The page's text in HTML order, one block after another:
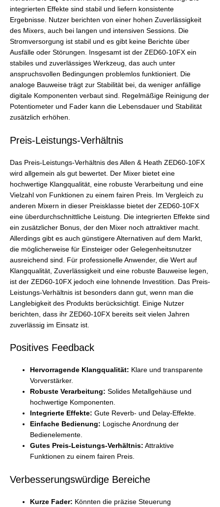
integrierten Effekte sind stabil und liefern konsistente
Ergebnisse. Nutzer berichten von einer hohen Zuverlässigkeit
des Mixers, auch bei langen und intensiven Sessions. Die
Stromversorgung ist stabil und es gibt keine Berichte über
Ausfälle oder Störungen. Insgesamt ist der ZED60-10FX ein
stabiles und zuverlässiges Werkzeug, das auch unter
anspruchsvollen Bedingungen problemlos funktioniert. Die
analoge Bauweise trägt zur Stabilität bei, da weniger anfällige
digitale Komponenten verbaut sind. Regelmäßige Reinigung der
Potentiometer und Fader kann die Lebensdauer und Stabilität
zusätzlich erhöhen.
Preis-Leistungs-Verhältnis
Das Preis-Leistungs-Verhältnis des Allen & Heath ZED60-10FX
wird allgemein als gut bewertet. Der Mixer bietet eine
hochwertige Klangqualität, eine robuste Verarbeitung und eine
Vielzahl von Funktionen zu einem fairen Preis. Im Vergleich zu
anderen Mixern in dieser Preisklasse bietet der ZED60-10FX
eine überdurchschnittliche Leistung. Die integrierten Effekte sind
ein zusätzlicher Bonus, der den Mixer noch attraktiver macht.
Allerdings gibt es auch günstigere Alternativen auf dem Markt,
die möglicherweise für Einsteiger oder Gelegenheitsnutzer
ausreichend sind. Für professionelle Anwender, die Wert auf
Klangqualität, Zuverlässigkeit und eine robuste Bauweise legen,
ist der ZED60-10FX jedoch eine lohnende Investition. Das Preis-
Leistungs-Verhältnis ist besonders dann gut, wenn man die
Langlebigkeit des Produkts berücksichtigt. Einige Nutzer
berichten, dass ihr ZED60-10FX bereits seit vielen Jahren
zuverlässig im Einsatz ist.
Positives Feedback
Hervorragende Klangqualität: Klare und transparente
Vorverstärker.
Robuste Verarbeitung: Solides Metallgehäuse und
hochwertige Komponenten.
Integrierte Effekte: Gute Reverb- und Delay-Effekte.
Einfache Bedienung: Logische Anordnung der
Bedienelemente.
Gutes Preis-Leistungs-Verhältnis: Attraktive
Funktionen zu einem fairen Preis.
Verbesserungswürdige Bereiche
Kurze Fader: Könnten die präzise Steuerung